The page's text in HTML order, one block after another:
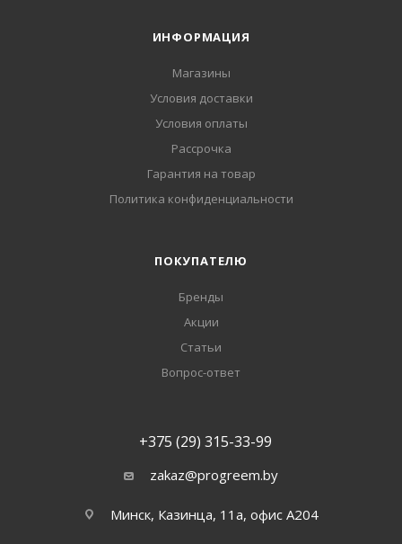
ИНФОРМАЦИЯ
Магазины
Условия доставки
Условия оплаты
Рассрочка
Гарантия на товар
Политика конфиденциальности
ПОКУПАТЕЛЮ
Бренды
Акции
Статьи
Вопрос-ответ
+375 (29) 315-33-99
zakaz@progreem.by
Минск, Казинца, 11а, офис А204